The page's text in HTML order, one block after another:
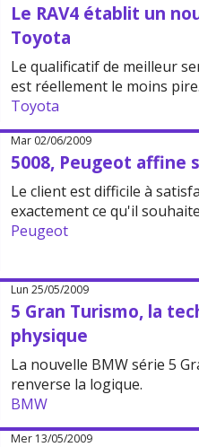
Le RAV4 établit un
Toyota
Le qualificatif de meilleur
est réellement le moins pire.
Toyota
Mar 02/06/2009
5008, Peugeot affine
Le client est difficile à
exactement ce qu'il
Peugeot
Lun 25/05/2009
5 Gran Turismo, la
physique
La nouvelle BMW série 5
renverse la logique.
BMW
Mer 13/05/2009